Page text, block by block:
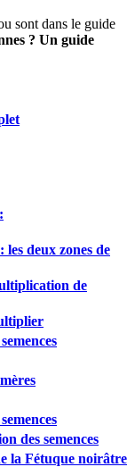
sont dans le guide
? Un guide
deux zones de
de
des semences
la Fétuque noirâtre